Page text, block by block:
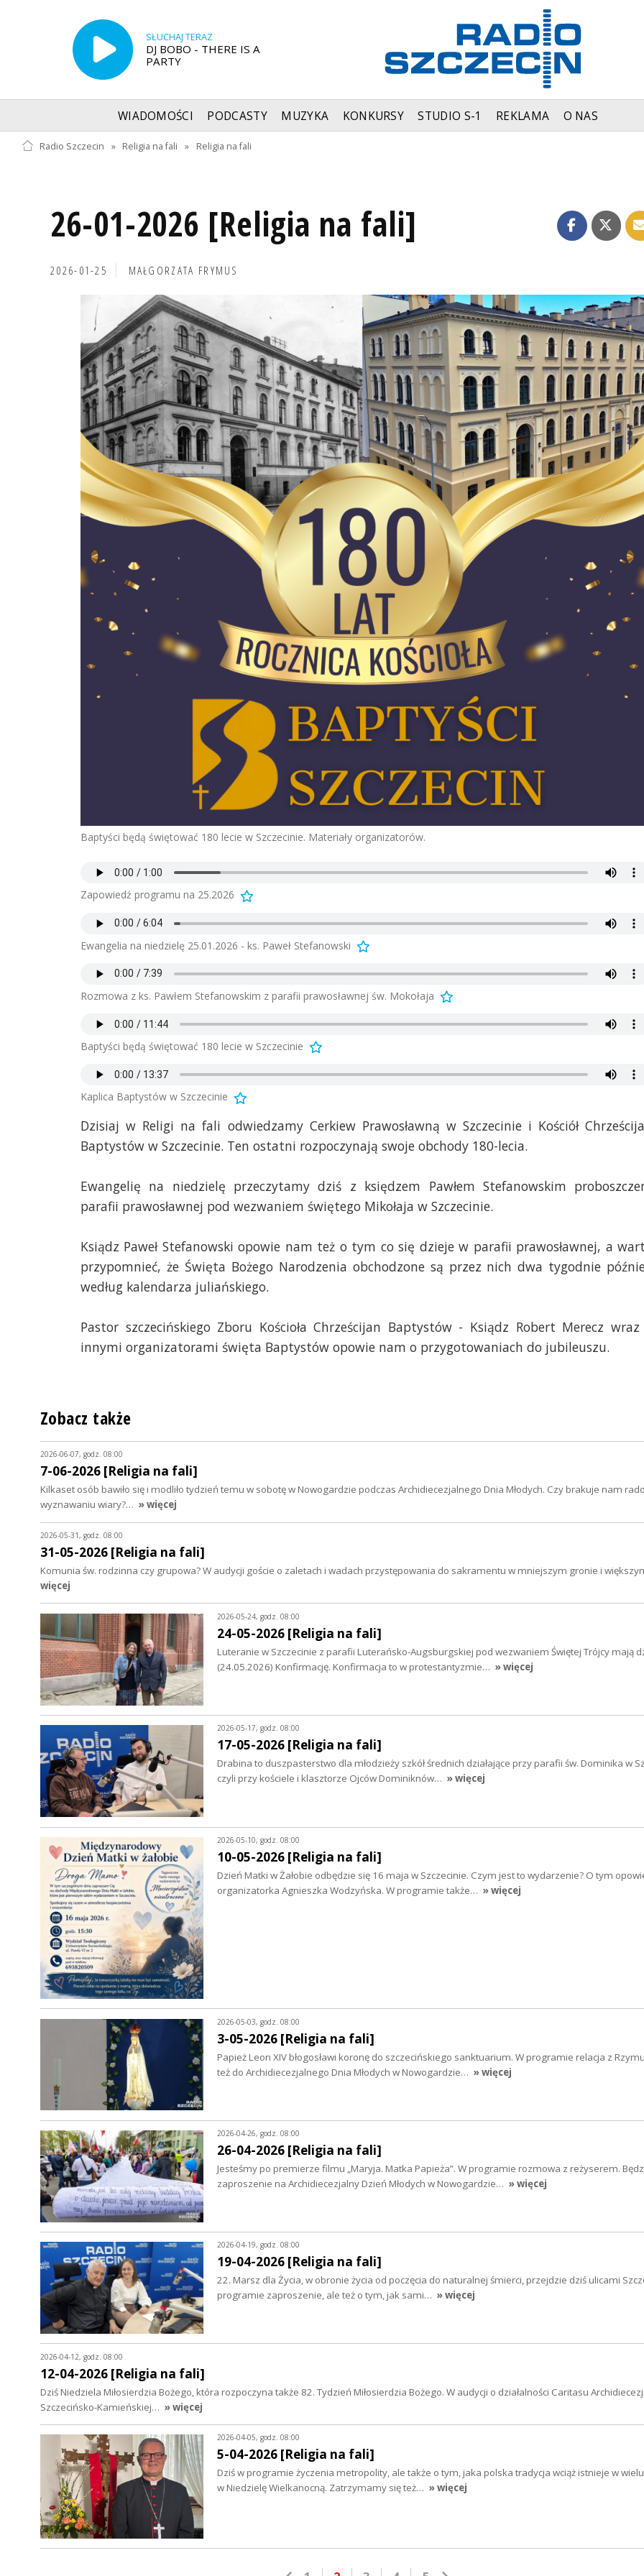
SŁUCHAJ TERAZ
DJ BOBO - THERE IS A
PARTY
WIADOMOŚCI PODCASTY MUZYKA KONKURSY STUDIO S-1 REKLAMA O NAS
Radio Szczecin » Religia na fali » Religia na fali
26-01-2026 [Religia na fali]
2026-01-25 MAŁGORZATA FRYMUS
Baptyści będą świętować 180 lecie w Szczecinie. Materiały organizatorów.
Zapowiedź programu na 25.2026
Ewangelia na niedzielę 25.01.2026 - ks. Paweł Stefanowski
Rozmowa z ks. Pawłem Stefanowskim z parafii prawosławnej św. Mokołaja
Baptyści będą świętować 180 lecie w Szczecinie
Kaplica Baptystów w Szczecinie
Dzisiaj w Religi na fali odwiedzamy Cerkiew Prawosławną w Szczecinie i Kościół
Baptystów w Szczecinie. Ten ostatni rozpoczynają swoje obchody 180-lecia.
Ewangelię na niedzielę przeczytamy dziś z księdzem Pawłem Stefanowskim
parafii prawosławnej pod wezwaniem świętego Mikołaja w Szczecinie.
Ksiądz Paweł Stefanowski opowie nam też o tym co się dzieje w parafii prawosławnej, a
przypomnieć, że Święta Bożego Narodzenia obchodzone są przez nich dwa tygodnie
według kalendarza juliańskiego.
Pastor szczecińskiego Zboru Kościoła Chrześcijan Baptystów - Ksiądz Robert Merecz
innymi organizatorami święta Baptystów opowie nam o przygotowaniach do jubileuszu.
Zobacz także
2026-06-07, godz. 08:00
7-06-2026 [Religia na fali]
Kilkaset osób bawiło się i modliło tydzień temu w sobotę w Nowogardzie podczas Archidiecezjalnego Dnia Młodych. Czy brakuje nam
wyznawaniu wiary?… » więcej
2026-05-31, godz. 08:00
31-05-2026 [Religia na fali]
Komunia św. rodzinna czy grupowa? W audycji goście o zaletach i wadach przystępowania do sakramentu w mniejszym gronie i
więcej
2026-05-24, godz. 08:00
24-05-2026 [Religia na fali]
Luteranie w Szczecinie z parafii Luterańsko-Augsburgskiej pod wezwaniem Świętej Trójcy mają
(24.05.2026) Konfirmację. Konfirmacja to w protestantyzmie… » więcej
2026-05-17, godz. 08:00
17-05-2026 [Religia na fali]
Drabina to duszpasterstwo dla młodzieży szkół średnich działające przy parafii św. Dominika w
czyli przy kościele i klasztorze Ojców Dominiknów… » więcej
2026-05-10, godz. 08:00
10-05-2026 [Religia na fali]
Dzień Matki w Żałobie odbędzie się 16 maja w Szczecinie. Czym jest to wydarzenie? O tym
organizatorka Agnieszka Wodzyńska. W programie także… » więcej
2026-05-03, godz. 08:00
3-05-2026 [Religia na fali]
Papież Leon XIV błogosławi koronę do szczecińskiego sanktuarium. W programie relacja z
też do Archidiecezjalnego Dnia Młodych w Nowogardzie… » więcej
2026-04-26, godz. 08:00
26-04-2026 [Religia na fali]
Jesteśmy po premierze filmu „Maryja. Matka Papieża”. W programie rozmowa z reżyserem.
zaproszenie na Archidiecezjalny Dzień Młodych w Nowogardzie… » więcej
2026-04-19, godz. 08:00
19-04-2026 [Religia na fali]
22. Marsz dla Życia, w obronie życia od poczęcia do naturalnej śmierci, przejdzie dziś ulicami
programie zaproszenie, ale też o tym, jak sami… » więcej
2026-04-12, godz. 08:00
12-04-2026 [Religia na fali]
Dziś Niedziela Miłosierdzia Bożego, która rozpoczyna także 82. Tydzień Miłosierdzia Bożego. W audycji o działalności Caritasu Archidiecezji
Szczecińsko-Kamieńskiej… » więcej
2026-04-05, godz. 08:00
5-04-2026 [Religia na fali]
Dziś w programie życzenia metropolity, ale także o tym, jaka polska tradycja wciąż istnieje w
w Niedzielę Wielkanocną. Zatrzymamy się też… » więcej